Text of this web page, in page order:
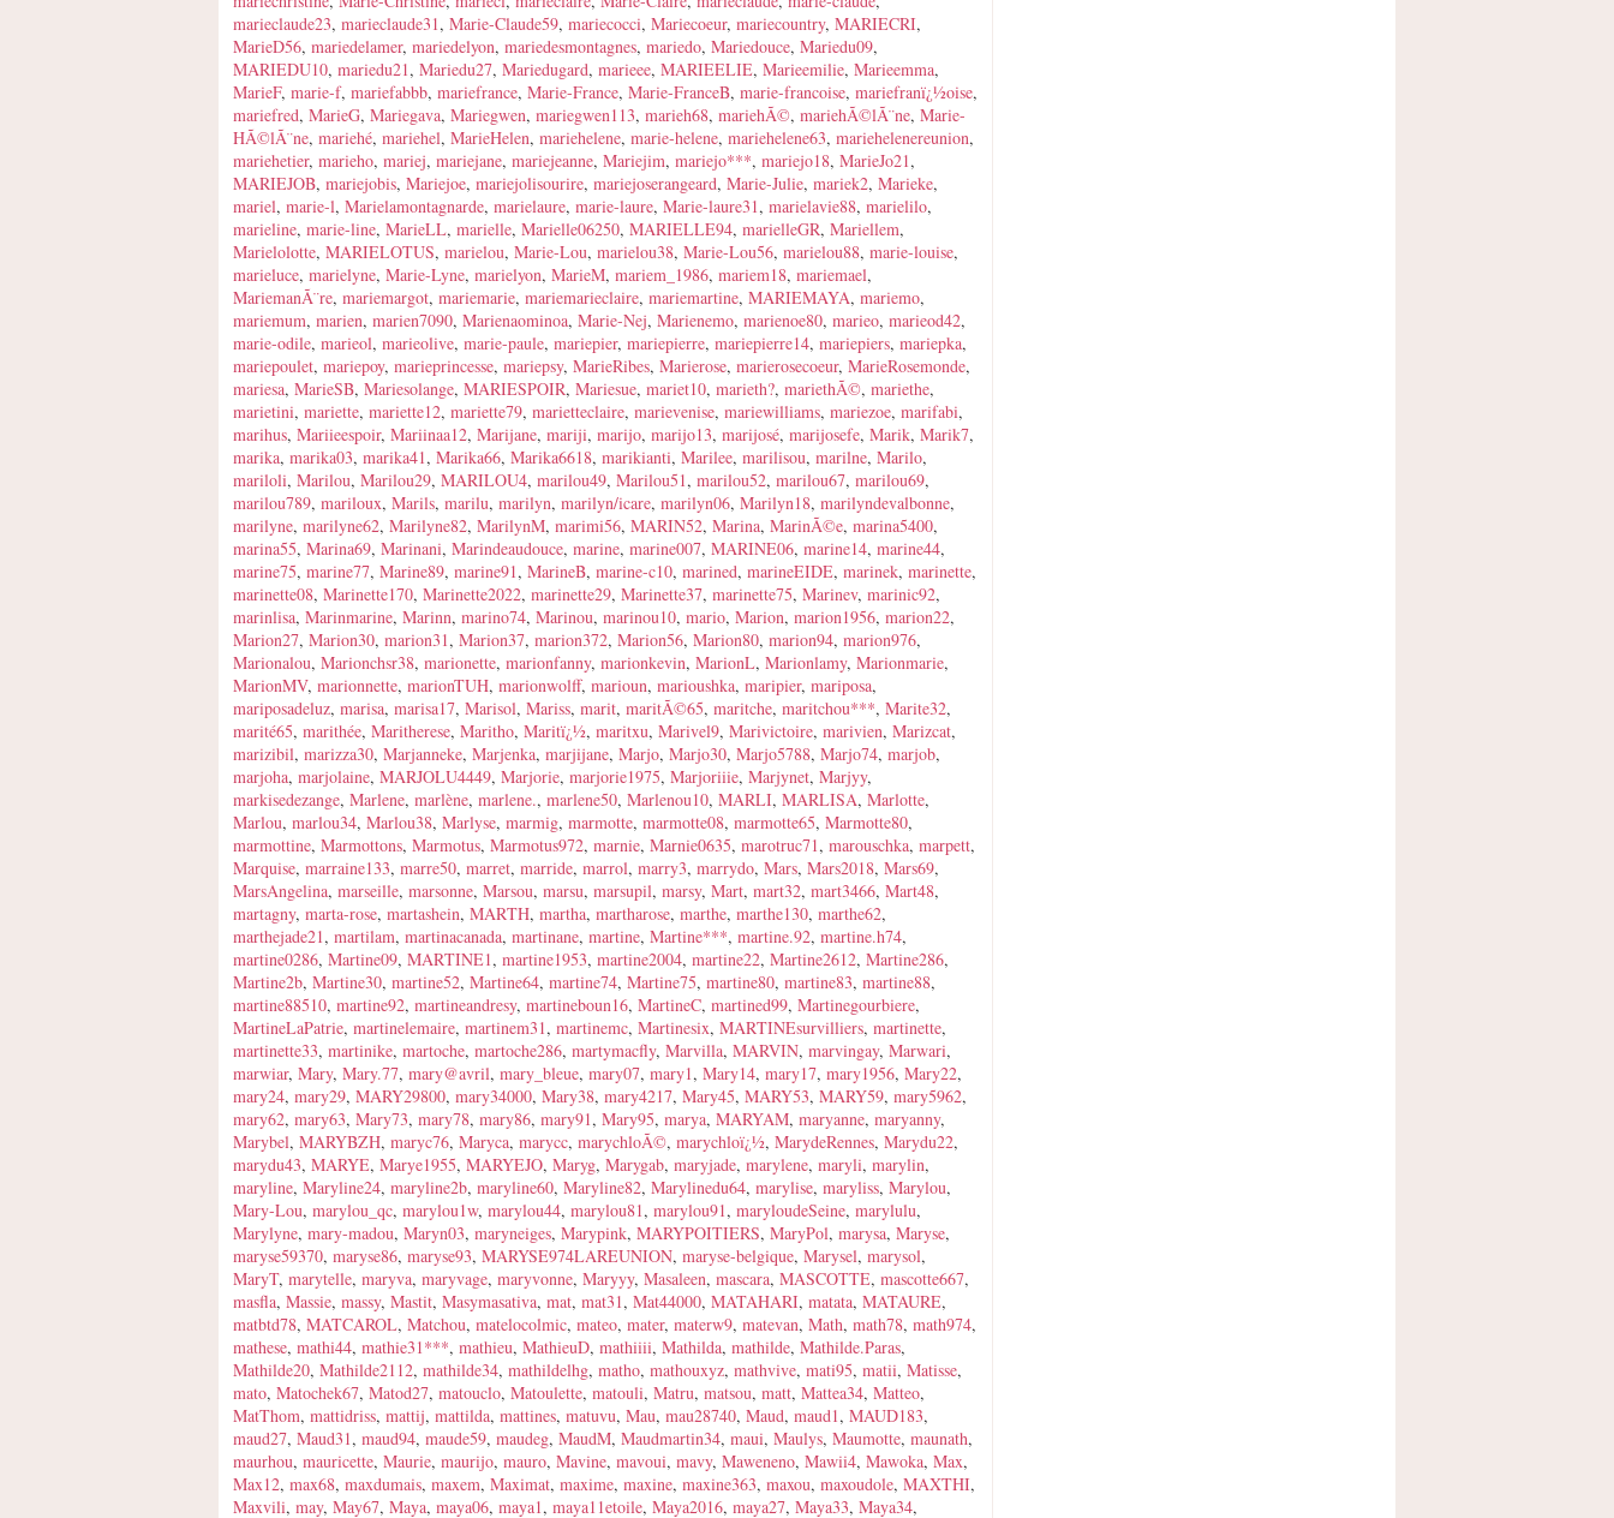
marieclaude23, marieclaude31, Marie-Claude59, mariecocci, Mariecoeur, mariecountry, MARIECRI,
MarieD56, mariedelamer, mariedelyon, mariedesmontagnes, mariedo, Mariedouce, Mariedu09,
MARIEDU10, mariedu21, Mariedu27, Mariedugard, marieee, MARIEELIE, Marieemilie, Marieemma,
MarieF, marie-f, mariefabbb, mariefrance, Marie-France, Marie-FranceB, marie-francoise, mariefranï¿½oise,
mariefred, MarieG, Mariegava, Mariegwen, mariegwen113, marieh68, mariehÃ©, mariehÃ©lÃ¨ne, Marie-
HÃ©lÃ¨ne, mariehé, mariehel, MarieHelen, mariehelene, marie-helene, mariehelene63, mariehelenereunion,
mariehetier, marieho, mariej, mariejane, mariejeanne, Mariejim, mariejo***, mariejo18, MarieJo21,
MARIEJOB, mariejobis, Mariejoe, mariejolisourire, mariejoserangeard, Marie-Julie, mariek2, Marieke,
mariel, marie-l, Marielamontagnarde, marielaure, marie-laure, Marie-laure31, marielavie88, marielilo,
marieline, marie-line, MarieLL, marielle, Marielle06250, MARIELLE94, marielleGR, Mariellem,
Marielolotte, MARIELOTUS, marielou, Marie-Lou, marielou38, Marie-Lou56, marielou88, marie-louise,
marieluce, marielyne, Marie-Lyne, marielyon, MarieM, mariem_1986, mariem18, mariemael,
MariemanÃ¨re, mariemargot, mariemarie, mariemarieclaire, mariemartine, MARIEMAYA, mariemo,
mariemum, marien, marien7090, Marienaominoa, Marie-Nej, Marienemo, marienoe80, marieo, marieod42,
marie-odile, marieol, marieolive, marie-paule, mariepier, mariepierre, mariepierre14, mariepiers, mariepka,
mariepoulet, mariepoy, marieprincesse, mariepsy, MarieRibes, Marierose, marierosecoeur, MarieRosemonde,
mariesa, MarieSB, Mariesolange, MARIESPOIR, Mariesue, mariet10, marieth?, mariethÃ©, mariethe,
marietini, mariette, mariette12, mariette79, marietteclaire, marievenise, mariewilliams, mariezoe, marifabi,
marihus, Mariieespoir, Mariinaa12, Marijane, mariji, marijo, marijo13, marijosé, marijosefe, Marik, Marik7,
marika, marika03, marika41, Marika66, Marika6618, marikianti, Marilee, marilisou, marilne, Marilo,
mariloli, Marilou, Marilou29, MARILOU4, marilou49, Marilou51, marilou52, marilou67, marilou69,
marilou789, mariloux, Marils, marilu, marilyn, marilyn/icare, marilyn06, Marilyn18, marilyndevalbonne,
marilyne, marilyne62, Marilyne82, MarilynM, marimi56, MARIN52, Marina, MarinÃ©e, marina5400,
marina55, Marina69, Marinani, Marindeaudouce, marine, marine007, MARINE06, marine14, marine44,
marine75, marine77, Marine89, marine91, MarineB, marine-c10, marined, marineEIDE, marinek, marinette,
marinette08, Marinette170, Marinette2022, marinette29, Marinette37, marinette75, Marinev, marinic92,
marinlisa, Marinmarine, Marinn, marino74, Marinou, marinou10, mario, Marion, marion1956, marion22,
Marion27, Marion30, marion31, Marion37, marion372, Marion56, Marion80, marion94, marion976,
Marionalou, Marionchsr38, marionette, marionfanny, marionkevin, MarionL, Marionlamy, Marionmarie,
MarionMV, marionnette, marionTUH, marionwolff, marioun, marioushka, maripier, mariposa,
mariposadeluz, marisa, marisa17, Marisol, Mariss, marit, maritÃ©65, maritche, maritchou***, Marite32,
marité65, marithée, Maritherese, Maritho, Maritï¿½, maritxu, Marivel9, Marivictoire, marivien, Marizcat,
marizibil, marizza30, Marjanneke, Marjenka, marjijane, Marjo, Marjo30, Marjo5788, Marjo74, marjob,
marjoha, marjolaine, MARJOLU4449, Marjorie, marjorie1975, Marjoriiie, Marjynet, Marjyy,
markisedezange, Marlene, marlène, marlene., marlene50, Marlenou10, MARLI, MARLISA, Marlotte,
Marlou, marlou34, Marlou38, Marlyse, marmig, marmotte, marmotte08, marmotte65, Marmotte80,
marmottine, Marmottons, Marmotus, Marmotus972, marnie, Marnie0635, marotruc71, marouschka, marpett,
Marquise, marraine133, marre50, marret, marride, marrol, marry3, marrydo, Mars, Mars2018, Mars69,
MarsAngelina, marseille, marsonne, Marsou, marsu, marsupil, marsy, Mart, mart32, mart3466, Mart48,
martagny, marta-rose, martashein, MARTH, martha, martharose, marthe, marthe130, marthe62,
marthejade21, martilam, martinacanada, martinane, martine, Martine***, martine.92, martine.h74,
martine0286, Martine09, MARTINE1, martine1953, martine2004, martine22, Martine2612, Martine286,
Martine2b, Martine30, martine52, Martine64, martine74, Martine75, martine80, martine83, martine88,
martine88510, martine92, martineandresy, martineboun16, MartineC, martined99, Martinegourbiere,
MartineLaPatrie, martinelemaire, martinem31, martinemc, Martinesix, MARTINEsurvilliers, martinette,
martinette33, martinike, martoche, martoche286, martymacfly, Marvilla, MARVIN, marvingay, Marwari,
marwiar, Mary, Mary.77, mary@avril, mary_bleue, mary07, mary1, Mary14, mary17, mary1956, Mary22,
mary24, mary29, MARY29800, mary34000, Mary38, mary4217, Mary45, MARY53, MARY59, mary5962,
mary62, mary63, Mary73, mary78, mary86, mary91, Mary95, marya, MARYAM, maryanne, maryanny,
Marybel, MARYBZH, maryc76, Maryca, marycc, marychloÃ©, marychloï¿½, MarydeRennes, Marydu22,
marydu43, MARYE, Marye1955, MARYEJO, Maryg, Marygab, maryjade, marylene, maryli, marylin,
maryline, Maryline24, maryline2b, maryline60, Maryline82, Marylinedu64, marylise, maryliss, Marylou,
Mary-Lou, marylou_qc, marylou1w, marylou44, marylou81, marylou91, maryloudeSeine, marylulu,
Marylyne, mary-madou, Maryn03, maryneiges, Marypink, MARYPOITIERS, MaryPol, marysa, Maryse,
maryse59370, maryse86, maryse93, MARYSE974LAREUNION, maryse-belgique, Marysel, marysol,
MaryT, marytelle, maryva, maryvage, maryvonne, Maryyy, Masaleen, mascara, MASCOTTE, mascotte667,
masfla, Massie, massy, Mastit, Masymasativa, mat, mat31, Mat44000, MATAHARI, matata, MATAURE,
matbtd78, MATCAROL, Matchou, matelocolmic, mateo, mater, materw9, matevan, Math, math78, math974,
mathese, mathi44, mathie31***, mathieu, MathieuD, mathiiii, Mathilda, mathilde, Mathilde.Paras,
Mathilde20, Mathilde2112, mathilde34, mathildelhg, matho, mathouxyz, mathvive, mati95, matii, Matisse,
mato, Matochek67, Matod27, matouclo, Matoulette, matouli, Matru, matsou, matt, Mattea34, Matteo,
MatThom, mattidriss, mattij, mattilda, mattines, matuvu, Mau, mau28740, Maud, maud1, MAUD183,
maud27, Maud31, maud94, maude59, maudeg, MaudM, Maudmartin34, maui, Maulys, Maumotte, maunath,
maurhou, mauricette, Maurie, maurijo, mauro, Mavine, mavoui, mavy, Maweneno, Mawii4, Mawoka, Max,
Max12, max68, maxdumais, maxem, Maximat, maxime, maxine, maxine363, maxou, maxoudole, MAXTHI,
Maxvili, may, May67, Maya, maya06, maya1, maya11etoile, Maya2016, maya27, Maya33, Maya34,